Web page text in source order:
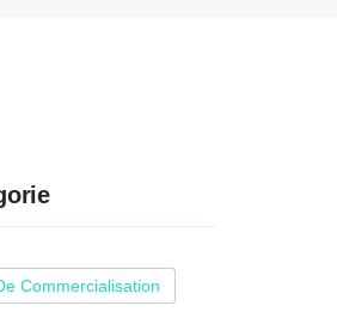
Commercialisation